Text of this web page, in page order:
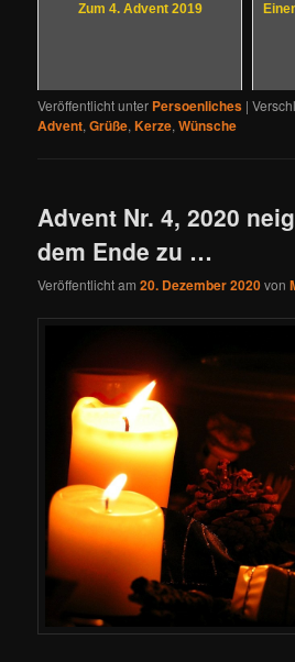
Zum 4. Advent 2019
Veröffentlicht unter Persoenliches |
Advent,Grüße,Kerze,Wünsche
Advent Nr. 4, 2020
dem Ende zu …
Veröffentlicht am20. Dezember 2020von